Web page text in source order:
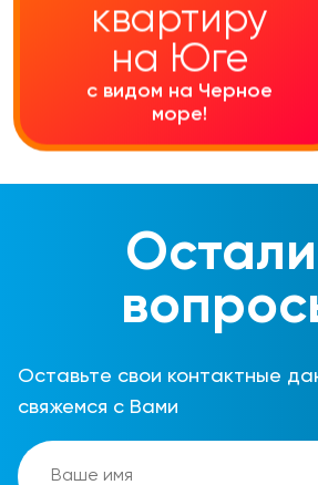
СТАРШИЙ
АЛИНА
Оставьте свои контактные
свяжемся с Вами
квартиру
на Юге
с видом на Черное
море!